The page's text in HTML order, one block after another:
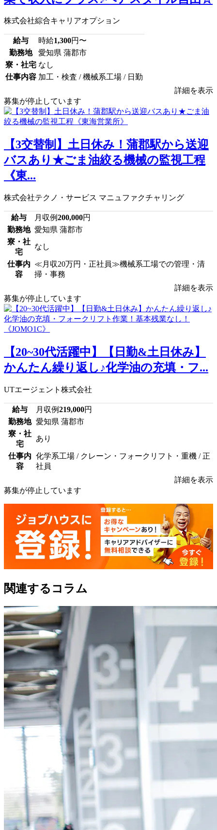
株式会社綜合キャリアオプション
給与 時給1,300円〜
勤務地
愛知県 蒲郡市
寮・社宅 なし
仕事内容 加工・検査 / 機械系工場 / 日勤
詳細を表示
募集が停止しています
【3交替制】土日休み！蒲郡駅から送迎
バスあり★ごま油絞る機械の監視工程
《東...
株式会社テクノ・サービス マニュファクチャリング
給与 月収例200,000円
勤務地 愛知県 蒲郡市
寮・社
宅
なし
仕事内
容
≪月収20万円・正社員≫機械系工場での管理・清
掃・事務
詳細を表示
募集が停止しています
【20~30代活躍中】【日勤&土日休み】
かんたん繰り返し♪化学油の充填・フ...
UTエージェント株式会社
給与 月収例219,000円
勤務地 愛知県 蒲郡市
寮・社
宅
あり
仕事内
容
化学系工場 / クレーン・フォークリフト・重機 / 正
社員
詳細を表示
募集が停止しています
関連するコラム